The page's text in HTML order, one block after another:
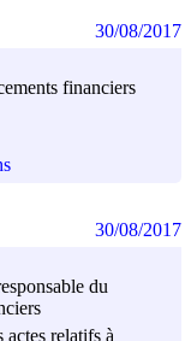
financiers
30/08/2017
du
relatifs à
30/08/2017